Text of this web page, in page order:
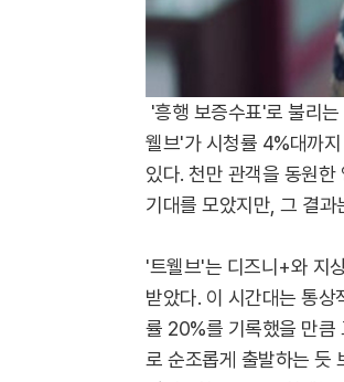
'흥행 보증수표'로 불리
웰브'가 시청률 4%대까
있다. 천만 관객을 동원한
기대를 모았지만, 그 결과
'트웰브'는 디즈니+와 지
받았다. 이 시간대는 통
률 20%를 기록했을 만큼
로 순조롭게 출발하는 듯